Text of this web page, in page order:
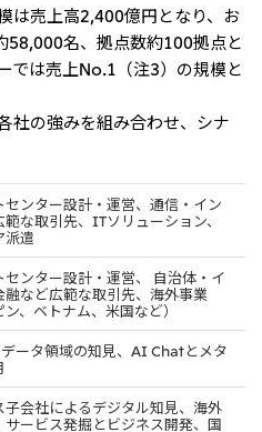
は売上高2,400億円となり、お
名、拠点数約100拠点と
では売上No.1（注3）の規模と
社の強みを組み合わせ、シナ
センター設計・運営、通信・イン
な取引先、ITソリューション、
派遣
センター設計・運営、 自治体・イ
融など広範な取引先、海外事業
ン、ベトナム、米国など）
ータ領域の知見、AI Chatとメタ
会社によるデジタル知見、海外
サービス発掘とビジネス開発、国